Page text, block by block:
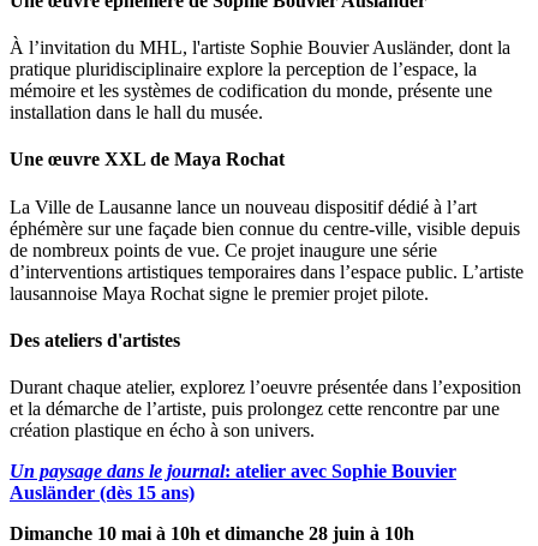
À l’invitation du MHL, l'artiste Sophie Bouvier Ausländer, dont la
pratique pluridisciplinaire explore la perception de l’espace, la
mémoire et les systèmes de codification du monde, présente une
installation dans le hall du musée.
Une œuvre XXL de Maya Rochat
La Ville de Lausanne lance un nouveau dispositif dédié à l’art
éphémère sur une façade bien connue du centre-ville, visible depuis
de nombreux points de vue. Ce projet inaugure une série
d’interventions artistiques temporaires dans l’espace public. L’artiste
lausannoise Maya Rochat signe le premier projet pilote.
Des ateliers d'artistes
Durant chaque atelier, explorez l’oeuvre présentée dans l’exposition
et la démarche de l’artiste, puis prolongez cette rencontre par une
création plastique en écho à son univers.
Un paysage dans le journal: atelier avec Sophie Bouvier
Ausländer (dès 15 ans)
Dimanche 10 mai à 10h et dimanche 28 juin à 10h